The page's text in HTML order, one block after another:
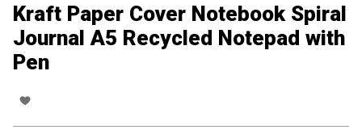
Kraft Paper Cover Notebook Spiral
Journal A5 Recycled Notepad with
Pen